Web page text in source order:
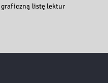
graficzną listę lektur